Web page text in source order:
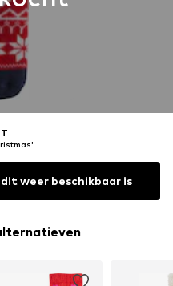
weer beschikbaar is